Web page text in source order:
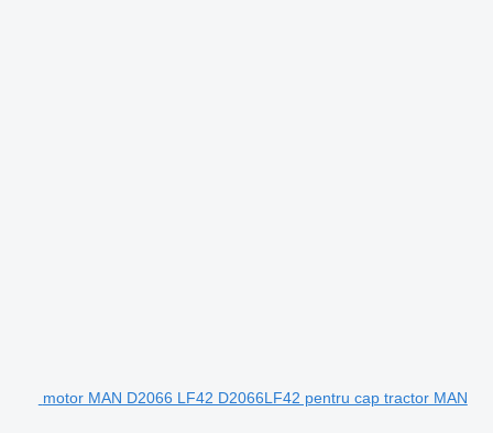
motor MAN D2066 LF42 D2066LF42 pentru cap tractor MAN